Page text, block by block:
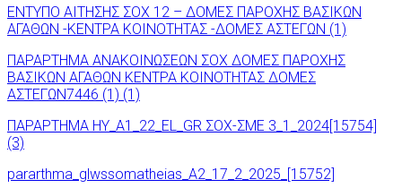
ΕΝΤΥΠΟ ΑΙΤΗΣΗΣ ΣΟΧ 12 – ΔΟΜΕΣ ΠΑΡΟΧΗΣ ΒΑΣΙΚΩΝ
ΑΓΑΘΩΝ -ΚΕΝΤΡΑ ΚΟΙΝΟΤΗΤΑΣ -ΔΟΜΕΣ ΑΣΤΕΓΩΝ (1)
ΠΑΡΑΡΤΗΜΑ ΑΝΑΚΟΙΝΩΣΕΩΝ ΣΟΧ ΔΟΜΕΣ ΠΑΡΟΧΗΣ
ΒΑΣΙΚΩΝ ΑΓΑΘΩΝ ΚΕΝΤΡΑ ΚΟΙΝΟΤΗΤΑΣ ΔΟΜΕΣ
ΑΣΤΕΓΩΝ7446 (1) (1)
ΠΑΡΑΡΤΗΜΑ ΗΥ_A1_22_EL_GR ΣΟΧ-ΣΜΕ 3_1_2024[15754]
(3)
pararthma_glwssomatheias_A2_17_2_2025_[15752]